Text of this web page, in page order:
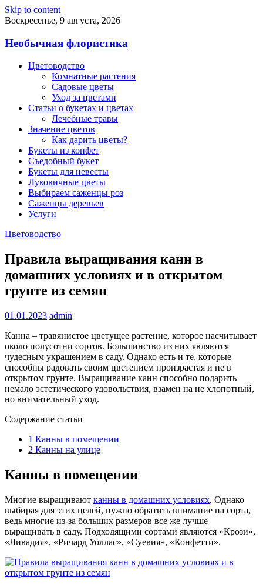
Skip to content
Воскресенье, 9 августа, 2026
Необычная флористика
Цветоводство
Комнатные растения
Садовые цветы
Уход за цветами
Статьи о букетах и цветах
Лечебные травы
Значение цветов
Как дарить цветы?
Букеты из конфет
Съедобный букет
Букеты для невесты
Луковичные цветы
Выбираем саженцы роз
Саженцы деревьев
Услуги
Цветоводство
Правила выращивания канн в
домашних условиях и в открытом
грунте из семян
01.01.2023 admin
Канна – травянистое цветущее растение, которое насчитывает
около полусотни сортов. Большинство из них являются
чудесным украшением в саду. Однако есть и те, которые
способны радовать своим цветением произрастая и не в
открытом грунте. Выращивание канн способно подарить
немало эстетического удовольствия, взамен на не хлопотный,
но внимательный уход.
Содержание статьи
1 Канны в помещении
2 Канны на улице
Канны в помещении
Многие выращивают канны в домашних условиях. Однако
выбирая для этих целей, нужно обратить внимание на сорта,
ведь многие из-за больших размеров все же лучше
выращивать в саду. Подходящими сортами являются «Крози»,
«Ливадия», «Ричард Уоллас», «Суевия», «Конфетти».